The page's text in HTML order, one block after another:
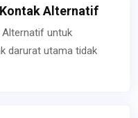
Alternatif
Alternatif untuk
darurat utama tidak